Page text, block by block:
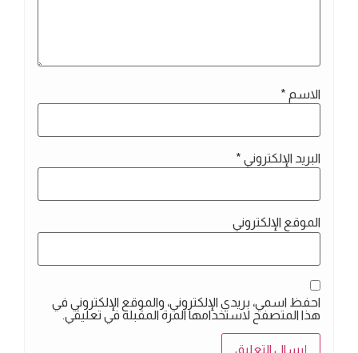
الاسم *
البريد الإلكتروني *
الموقع الإلكتروني
احفظ اسمي، بريدي الإلكتروني، والموقع الإلكتروني في
هذا المتصفح لاستخدامها المرة المقبلة في تعليقي.